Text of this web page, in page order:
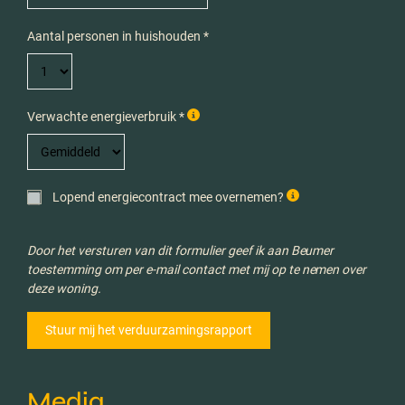
Aantal personen in huishouden *
Verwachte energieverbruik *
Lopend energiecontract mee overnemen?
Door het versturen van dit formulier geef ik aan Beumer
toestemming om per e-mail contact met mij op te nemen over
deze woning.